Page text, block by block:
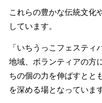
これらの豊かな伝統文化
しています。
「いちうっこフェスティ
地域、ボランティアの方
ちの個の力を伸ばすとと
を深める場となっていま